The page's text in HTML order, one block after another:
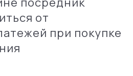
от
при покупке